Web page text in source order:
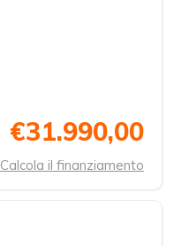
€31.990,00
Calcola il finanziamento